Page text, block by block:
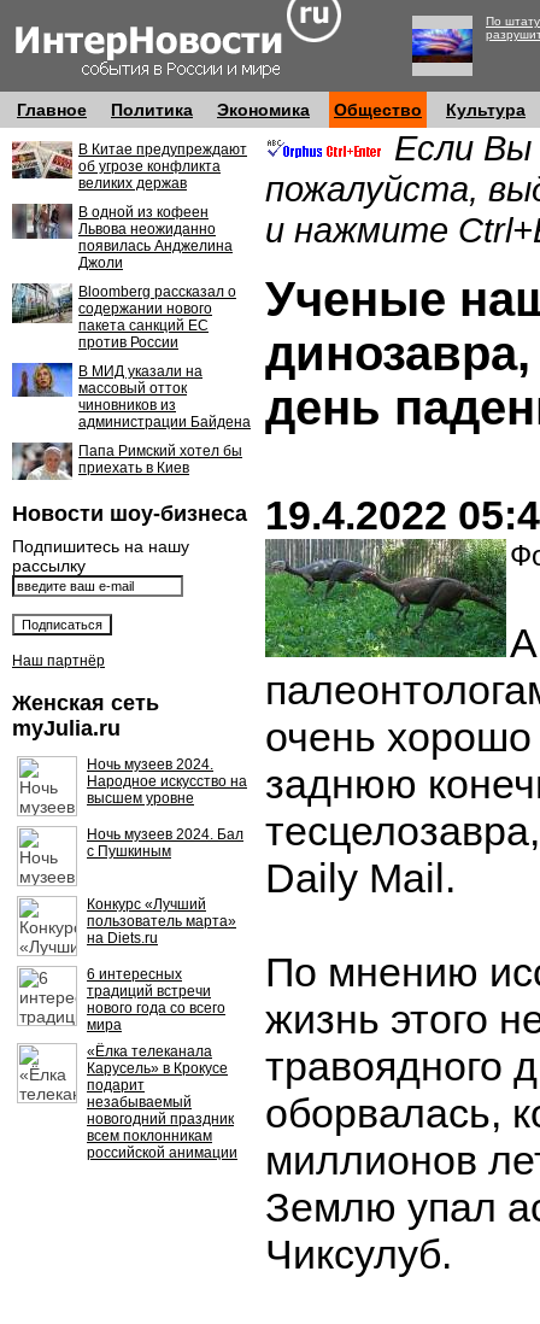
По
Главное Политика Экономика Общество Культура
В Китае предупреждают
об угрозе конфликта
великих держав
В одной из кофеен
Львова неожиданно
появилась Анджелина
Джоли
Bloomberg рассказал о
содержании нового
пакета санкций ЕС
против России
В МИД указали на
массовый отток
чиновников из
администрации Байдена
Папа Римский хотел бы
приехать в Киев
Новости шоу-бизнеса
Подпишитесь на нашу
рассылку
Наш партнёр
Женская сеть
myJulia.ru
Ночь музеев 2024.
Народное искусство на
высшем уровне
Ночь музеев 2024. Бал
с Пушкиным
Конкурс «Лучший
пользователь марта»
на Diets.ru
6 интересных
традиций встречи
нового года со всего
мира
«Ёлка телеканала
Карусель» в Крокусе
подарит
незабываемый
новогодний праздник
всем поклонникам
российской анимации
Если Вы
пожалуйста,
и нажмите
Ученые
день
19.4.2022
очень
заднюю
Daily Mail.
По мнению
жизнь этого
травоядного
оборвалась,
миллионов
Землю упал
Чиксулуб.